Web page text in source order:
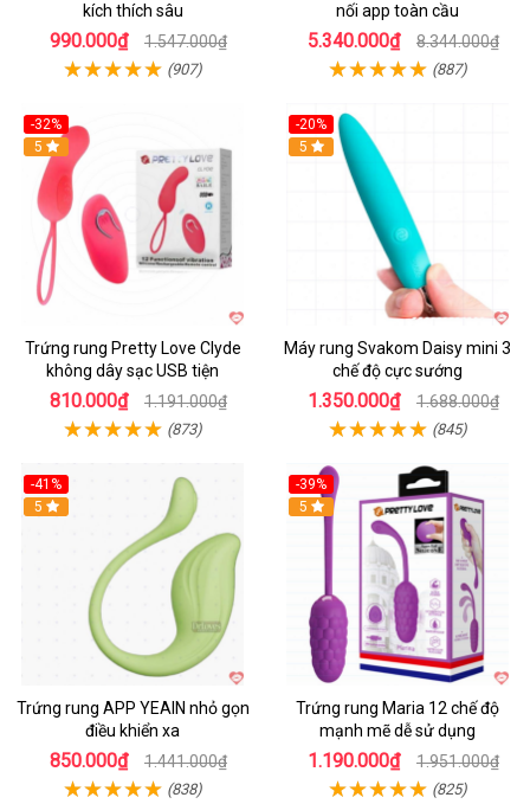
kích thích sâu
990.000₫ 1.547.000₫
(907)
nối app toàn cầu
5.340.000₫ 8.344.000₫
(887)
-32%
5
Trứng rung Pretty Love Clyde
không dây sạc USB tiện
810.000₫ 1.191.000₫
(873)
-20%
5
Máy rung Svakom Daisy mini 3
chế độ cực sướng
1.350.000₫ 1.688.000₫
(845)
-41%
Hot
5
Trứng rung APP YEAIN nhỏ gọn
điều khiển xa
850.000₫ 1.441.000₫
(838)
-39%
Hot
5
Trứng rung Maria 12 chế độ
mạnh mẽ dễ sử dụng
1.190.000₫ 1.951.000₫
(825)